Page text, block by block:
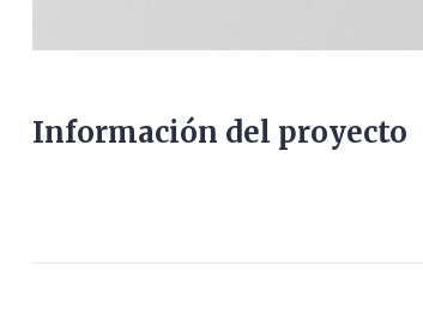
Información del proyecto